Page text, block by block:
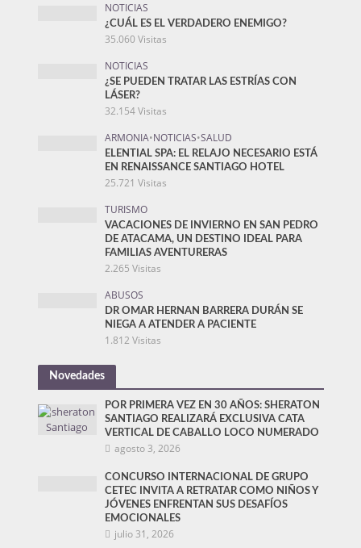
NOTICIAS
¿CUÁL ES EL VERDADERO ENEMIGO?
35.060 Visitas
NOTICIAS
¿SE PUEDEN TRATAR LAS ESTRÍAS CON
LÁSER?
32.154 Visitas
ARMONIA•NOTICIAS•SALUD
ELENTIAL SPA: EL RELAJO NECESARIO ESTÁ
EN RENAISSANCE SANTIAGO HOTEL
25.721 Visitas
TURISMO
VACACIONES DE INVIERNO EN SAN PEDRO
DE ATACAMA, UN DESTINO IDEAL PARA
FAMILIAS AVENTURERAS
2.265 Visitas
ABUSOS
DR OMAR HERNAN BARRERA DURÁN SE
NIEGA A ATENDER A PACIENTE
1.812 Visitas
Novedades
POR PRIMERA VEZ EN 30 AÑOS: SHERATON
SANTIAGO REALIZARÁ EXCLUSIVA CATA
VERTICAL DE CABALLO LOCO NUMERADO
agosto 3, 2026
CONCURSO INTERNACIONAL DE GRUPO
CETEC INVITA A RETRATAR COMO NIÑOS Y
JÓVENES ENFRENTAN SUS DESAFÍOS
EMOCIONALES
julio 31, 2026